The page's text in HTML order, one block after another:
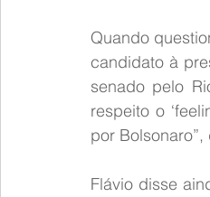
Quando
candidato à
senado pelo
respeito o
por
Flávio disse